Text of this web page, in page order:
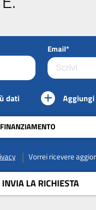
Email*
dati
Vorrei ricevere
INVIA LA RICHIESTA